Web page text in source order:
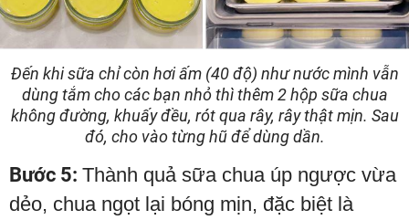
Đến khi sữa chỉ còn hơi ấm (40 độ) như nước mình vẫn
dùng tắm cho các bạn nhỏ thì thêm 2 hộp sữa chua
không đường, khuấy đều, rót qua rây, rây thật mịn. Sau
đó, cho vào từng hũ để dùng dần.
Bước 5: Thành quả sữa chua úp ngược vừa
dẻo, chua ngọt lại bóng mịn, đặc biệt là